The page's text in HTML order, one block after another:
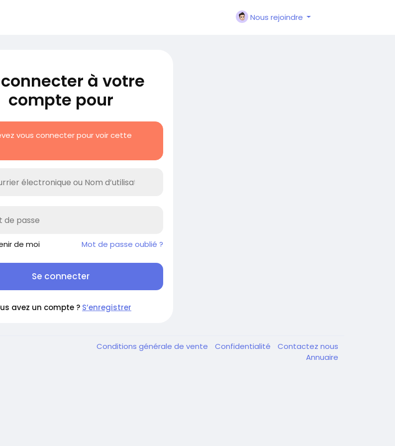
Nous rejoindre
connecter à votre
compte pour
vous connecter pour voir cette
de moi Mot de passe oublié ?
Se connecter
avez un compte ? S’enregistrer
Conditions générale de vente Confidentialité
Contactez nous
Annuaire